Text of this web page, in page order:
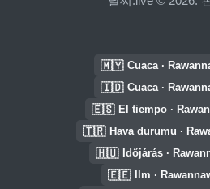
🇲🇾 Cuaca ·
🇮🇩 Cuaca ·
🇪🇸 El tiempo ·
🇹🇷 Hava durumu ·
🇭🇺 Időjárás ·
🇪🇪 Ilm ·